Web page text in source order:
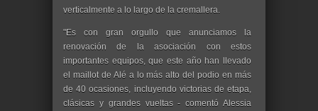
verticalmente a lo largo de la cremallera.
"Es con gran orgullo que anunciamos la
renovación de la asociación con estos
importantes equipos, que este año han llevado
el maillot de Alé a lo más alto del podio en más
de 40 ocasiones, incluyendo victorias de etapa,
clásicas y grandes vueltas - comentó Alessia